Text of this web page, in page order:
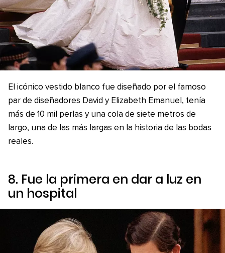
El icónico vestido blanco fue diseñado por el famoso
par de diseñadores David y Elizabeth Emanuel, tenía
más de 10 mil perlas y una cola de siete metros de
largo, una de las más largas en la historia de las bodas
reales.
8. Fue la primera en dar a luz en
un hospital